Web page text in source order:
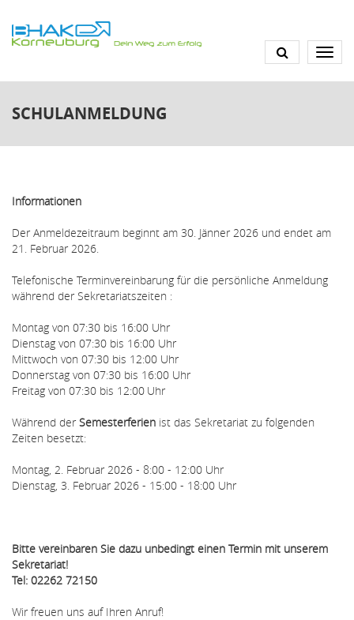
zum
Inhalt
SCHULANMELDUNG
Informationen
Der Anmeldezeitraum beginnt am 30. Jänner 2026 und endet am
21. Februar 2026.
Telefonische Terminvereinbarung für die persönliche Anmeldung
während der Sekretariatszeiten :
Montag von 07:30 bis 16:00 Uhr
Dienstag von 07:30 bis 16:00 Uhr
Mittwoch von 07:30 bis 12:00 Uhr
Donnerstag von 07:30 bis 16:00 Uhr
Freitag von 07:30 bis 12:00 Uhr
Während derSemesterferien ist das Sekretariat zu folgenden
Zeiten besetzt:
Montag, 2. Februar 2026 - 8:00 - 12:00 Uhr
Dienstag, 3. Februar 2026 - 15:00 - 18:00 Uhr
Bitte vereinbaren Sie dazu unbedingt einen Termin mit unserem
Sekretariat!
Tel: 02262 72150
Wir freuen uns auf Ihren Anruf!